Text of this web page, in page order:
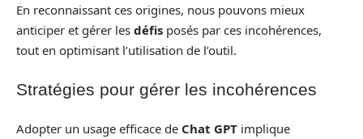
En reconnaissant ces origines, nous pouvons mieux
anticiper et gérer les défis posés par ces incohérences,
tout en optimisant l’utilisation de l’outil.
Stratégies pour gérer les incohérences
Adopter un usage efficace de Chat GPT implique